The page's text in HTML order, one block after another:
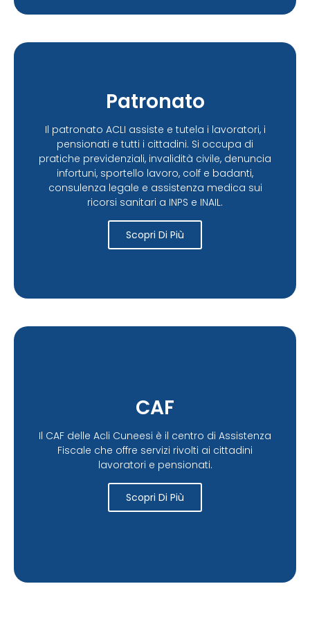
Patronato
Il patronato ACLI assiste e tutela i lavoratori, i
pensionati e tutti i cittadini. Si occupa di
pratiche previdenziali, invalidità civile, denuncia
infortuni, sportello lavoro, colf e badanti,
consulenza legale e assistenza medica sui
ricorsi sanitari a INPS e INAIL.
Scopri Di Più
CAF
Il CAF delle Acli Cuneesi è il centro di Assistenza
Fiscale che offre servizi rivolti ai cittadini
lavoratori e pensionati.
Scopri Di Più